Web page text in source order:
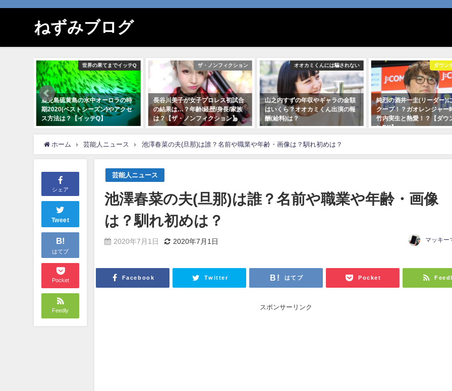
ねずみブログ
世界の果てまでイッテQ
鹿児島硫黄島の水中オーロラの時
期2020(ベストシーズン)やアクセ
ス方法は？【イッテQ】
ザ・ノンフィクション
長谷川美子が女子プロレス初試合
の結果は…？年齢/経歴/身長/家族
は？【ザ・ノンフィクション】
オオカミくんには騙されない
山之内すずの年収やギャラの金額
はいくら？オオカミくん出演の報
酬(給料)は？
ダウン
純烈の酒井一圭(リーダー)
クープ！？ガオレンジャー
竹内実生と熱愛！？【ダウ
ンDX】
ホーム 芸能人ニュース 池澤春菜の夫(旦那)は誰？名前や職業や年齢・画像は？馴れ初めは？
シェア
Tweet
B!
はてブ
Pocket
Feedly
芸能人ニュース
池澤春菜の夫(旦那)は誰？名前や職業や年齢・画像
は？馴れ初めは？
2020年7月1日 2020年7月1日 マッキー
Facebook Twitter はてブ Pocket
スポンサーリンク